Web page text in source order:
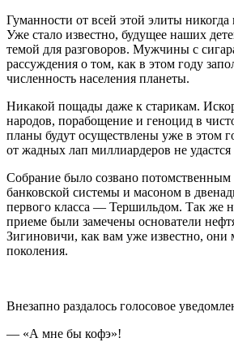
Гуманности от всей этой элиты никогда
Уже стало известно, будущее наших
темой для разговоров. Мужчины с
рассуждения о том, как в этом году
численность населения планеты.
Никакой пощады даже к старикам.
народов, порабощение и геноцид в
планы будут осуществлены уже в этом
от жадных лап миллиардеров не
Собрание было созвано потомственным
банковской системы и масоном в
первого класса — Тершильдом. Так же
приеме были замечены основатели
Зигиновичи, как вам уже известно, они
поколения.
Внезапно раздалось голосовое
— «А мне бы кофэ»!